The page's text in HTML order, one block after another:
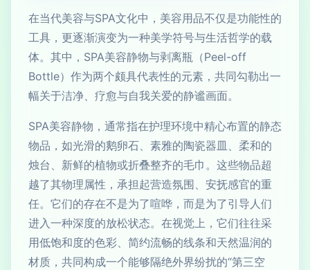
在当代美容与SPA文化中，美容用品不仅是功能性的
工具，更逐渐演变为一种美学符号与生活哲学的载
体。其中，SPA美容静物与剥离瓶（Peel-off
Bottle）作为两个颇具代表性的元素，共同勾勒出一
幅关于洁净、疗愈与自我关爱的静谧画面。
SPA美容静物，通常指在护理环境中精心布置的静态
物品，如光滑的鹅卵石、素雅的陶瓷器皿、柔和的
烛台、新鲜的植物或折叠整齐的毛巾。这些物品超
越了其物理属性，承担起营造氛围、安抚感官的重
任。它们的存在不是为了喧哗，而是为了引导人们
进入一种深度的放松状态。在视觉上，它们往往采
用低饱和度的色彩、简约流畅的线条和天然温润的
材质，共同构成一个能够隔绝外界纷扰的“第三空